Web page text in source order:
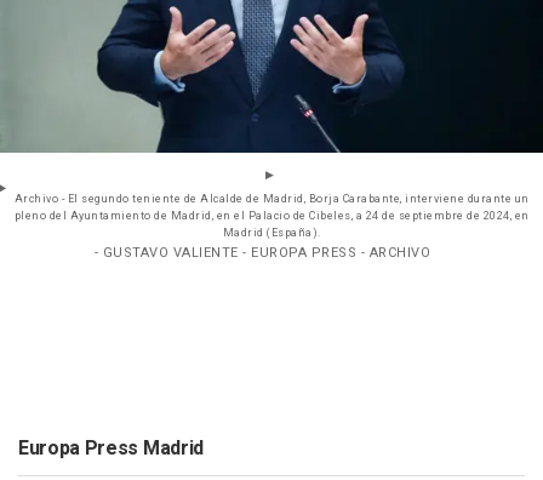
Archivo - El segundo teniente de Alcalde de Madrid, Borja Carabante, interviene durante un
pleno del Ayuntamiento de Madrid, en el Palacio de Cibeles, a 24 de septiembre de 2024, en
Madrid (España).
- GUSTAVO VALIENTE - EUROPA PRESS - ARCHIVO
Europa Press Madrid